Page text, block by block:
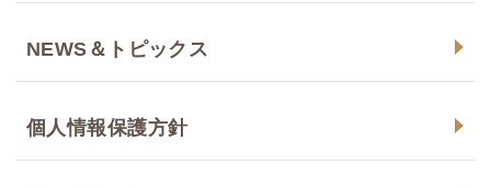
NEWS＆トピックス
個人情報保護方針